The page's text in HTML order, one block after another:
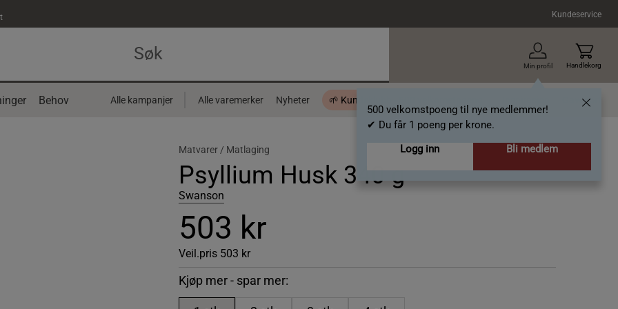
Kundeservice
Min profil
500 velkomstpoeng til nye medlemmer!
✔ Du får 1 poeng per krone.
Logg inn
Bli medlem
Handlekorg
Behov Alle kampanjer Alle varemerker Nyheter 🌱 Kundeklubb - 500 velkomstpoeng Gavekort
Matvarer / Matlaging
Psyllium Husk 340 g
Swanson
503 kr
Veil.pris 503 kr
Kjøp mer - spar mer: